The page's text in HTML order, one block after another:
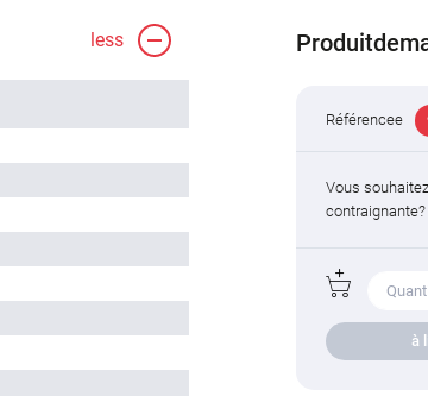
less
Référencee
Vous
contraignante?
à